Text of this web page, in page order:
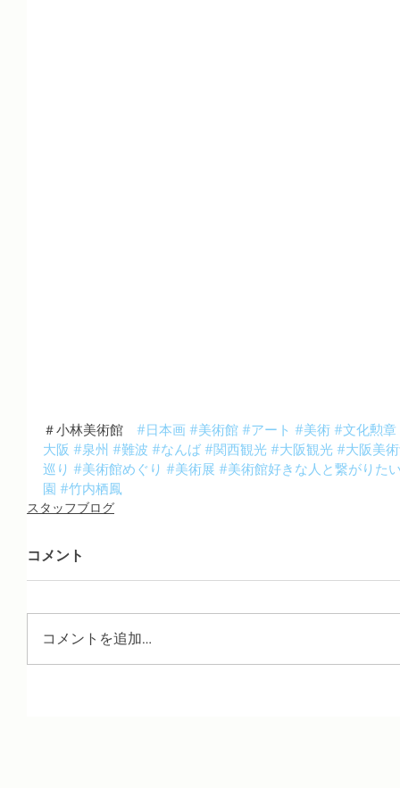
＃小林美術館 #日本画 #美術館 #アート #美術 #文化勲章
大阪 #泉州 #難波 #なんば #関西観光 #大阪観光 #大阪美
巡り #美術館めぐり #美術展 #美術館好きな人と繋がりた
園 #竹内栖鳳
スタッフブログ
コメント
コメントを追加…